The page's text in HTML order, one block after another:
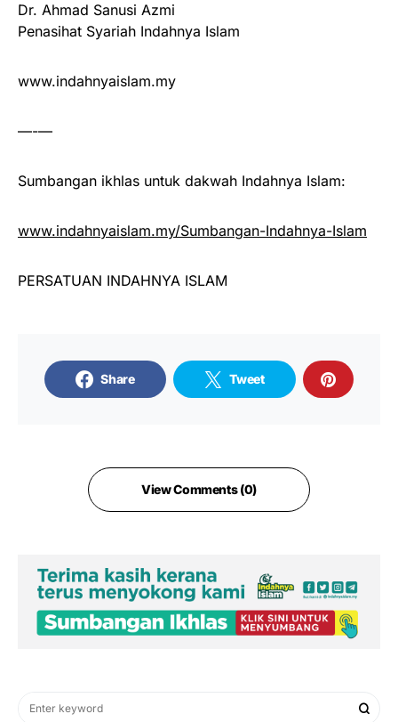
Dr. Ahmad Sanusi Azmi
Penasihat Syariah Indahnya Islam
www.indahnyaislam.my
—-—
Sumbangan ikhlas untuk dakwah Indahnya Islam:
www.indahnyaislam.my/Sumbangan-Indahnya-Islam
PERSATUAN INDAHNYA ISLAM
Share Tweet
View Comments (0)